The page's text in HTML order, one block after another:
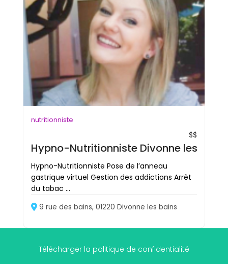
nutritionniste
$$
Hypno-Nutritionniste Divonne les
Hypno-Nutritionniste Pose de l’anneau
gastrique virtuel Gestion des addictions Arrêt
du tabac ...
9 rue des bains, 01220 Divonne les bains
Télécharger la politique de confidentialité